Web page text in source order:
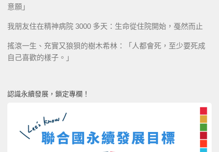
意願」
我朋友住在精神病院 3000 多天：生命從住院開始，戞然而止
搖滾一生、充實又狼狽的樹木希林：「人都會死，至少要死成
自己喜歡的樣子。」
認識永續發展，鎖定專欄！